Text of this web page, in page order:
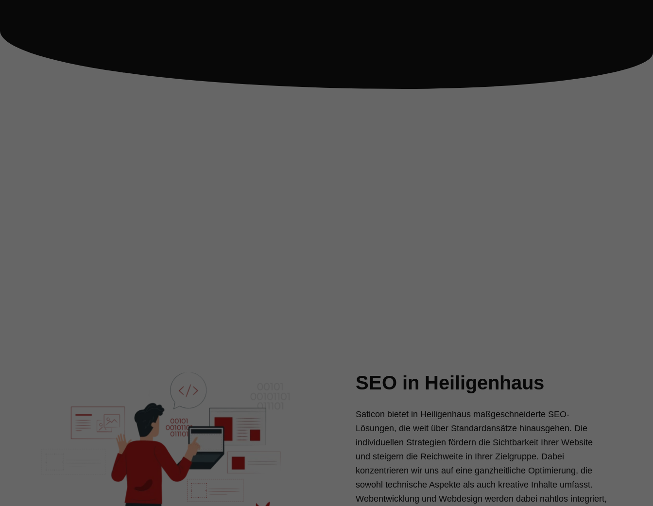
SEO in Heiligenhaus
Saticon bietet in Heiligenhaus maßgeschneiderte SEO-
Lösungen, die weit über Standardansätze hinausgehen. Die
individuellen Strategien fördern die Sichtbarkeit Ihrer Website
und steigern die Reichweite in Ihrer Zielgruppe. Dabei
konzentrieren wir uns auf eine ganzheitliche Optimierung, die
sowohl technische Aspekte als auch kreative Inhalte umfasst.
Webentwicklung und Webdesign werden dabei nahtlos integriert,